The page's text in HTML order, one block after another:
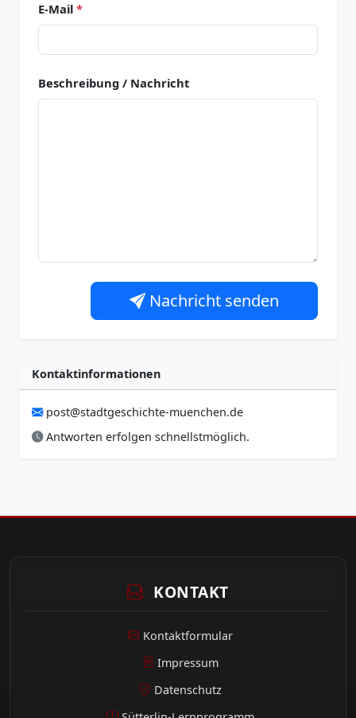
E-Mail *
Beschreibung / Nachricht
Nachricht senden
Kontaktinformationen
post@stadtgeschichte-muenchen.de
Antworten erfolgen schnellstmöglich.
KONTAKT
Kontaktformular
Impressum
Datenschutz